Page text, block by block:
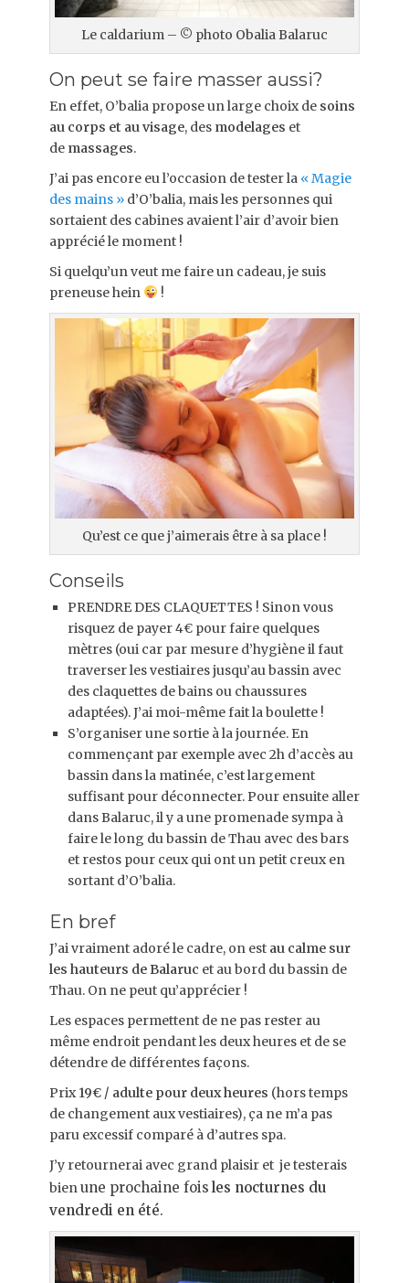
Le caldarium – © photo Obalia Balaruc
On peut se faire masser aussi?
En effet, O’balia propose un large choix de soins
au corps et au visage, des modelages et
de massages.
J’ai pas encore eu l’occasion de tester la « Magie
des mains » d’O’balia, mais les personnes qui
sortaient des cabines avaient l’air d’avoir bien
apprécié le moment !
Si quelqu’un veut me faire un cadeau, je suis
preneuse hein
!
Qu’est ce que j’aimerais être à sa place !
Conseils
PRENDRE DES CLAQUETTES ! Sinon vous
risquez de payer 4€ pour faire quelques
mètres (oui car par mesure d’hygiène il faut
traverser les vestiaires jusqu’au bassin avec
des claquettes de bains ou chaussures
adaptées). J’ai moi-même fait la boulette !
S’organiser une sortie à la journée. En
commençant par exemple avec 2h d’accès au
bassin dans la matinée, c’est largement
suffisant pour déconnecter. Pour ensuite aller
dans Balaruc, il y a une promenade sympa à
faire le long du bassin de Thau avec des bars
et restos pour ceux qui ont un petit creux en
sortant d’O’balia.
En bref
J’ai vraiment adoré le cadre, on est au calme sur
les hauteurs de Balaruc et au bord du bassin de
Thau. On ne peut qu’apprécier !
Les espaces permettent de ne pas rester au
même endroit pendant les deux heures et de se
détendre de différentes façons.
Prix 19€ / adulte pour deux heures (hors temps
de changement aux vestiaires), ça ne m’a pas
paru excessif comparé à d’autres spa.
J’y retournerai avec grand plaisir et je testerais
bien une prochaine fois les nocturnes du
vendredi en été.